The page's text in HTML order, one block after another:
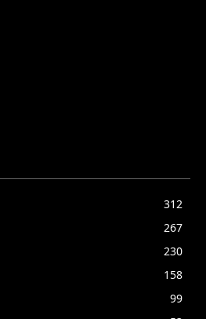
312
267
230
158
99